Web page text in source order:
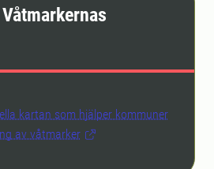
kartan som hjälper kommuner
av våtmarker